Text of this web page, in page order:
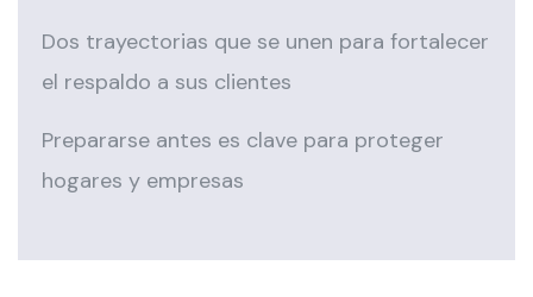
Dos trayectorias que se unen para fortalecer
el respaldo a sus clientes
Prepararse antes es clave para proteger
hogares y empresas